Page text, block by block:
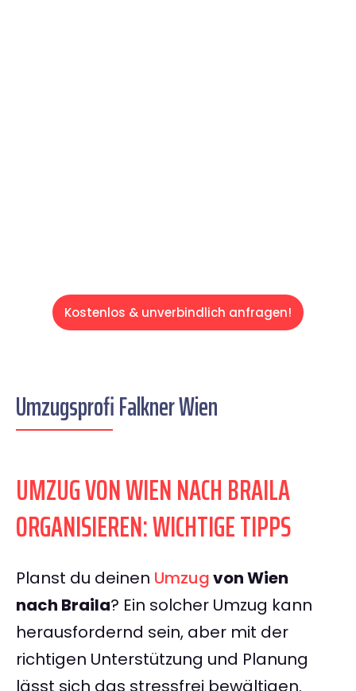
Kostenlos & unverbindlich anfragen!
Umzugsprofi Falkner Wien
UMZUG VON WIEN NACH BRAILA
ORGANISIEREN: WICHTIGE TIPPS
Planst du deinen Umzugvon Wien
nach Braila? Ein solcher Umzug kann
herausfordernd sein, aber mit der
richtigen Unterstützung und Planung